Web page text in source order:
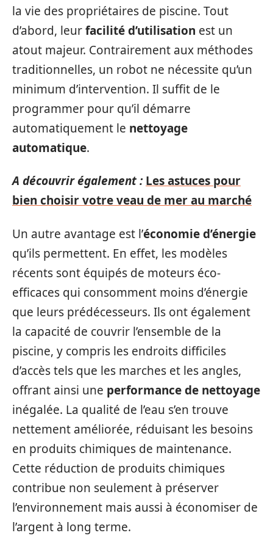
la vie des propriétaires de piscine. Tout
d’abord, leurfacilité d’utilisation est un
atout majeur. Contrairement aux méthodes
traditionnelles, un robot ne nécessite qu’un
minimum d’intervention. Il suffit de le
programmer pour qu’il démarre
automatiquement le nettoyage
automatique.
A découvrir également : Les astuces pour
bien choisir votre veau de mer au marché
Un autre avantage est l’économie d’énergie
qu’ils permettent. En effet, les modèles
récents sont équipés de moteurs éco-
efficaces qui consomment moins d’énergie
que leurs prédécesseurs. Ils ont également
la capacité de couvrir l’ensemble de la
piscine, y compris les endroits difficiles
d’accès tels que les marches et les angles,
offrant ainsi une performance de nettoyage
inégalée. La qualité de l’eau s’en trouve
nettement améliorée, réduisant les besoins
en produits chimiques de maintenance.
Cette réduction de produits chimiques
contribue non seulement à préserver
l’environnement mais aussi à économiser de
l’argent à long terme.